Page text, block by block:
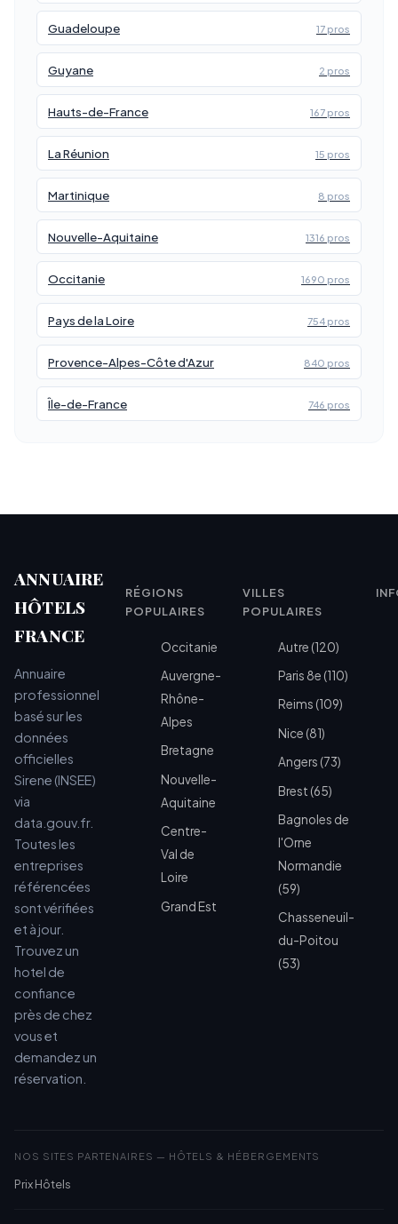
Guadeloupe 17 pros
Guyane 2 pros
Hauts-de-France 167 pros
La Réunion 15 pros
Martinique 8 pros
Nouvelle-Aquitaine 1316 pros
Occitanie 1690 pros
Pays de la Loire 754 pros
Provence-Alpes-Côte d'Azur 840 pros
Île-de-France 746 pros
ANNUAIRE
HÔTELS
FRANCE
Annuaire
professionnel
basé sur les
données
officielles
Sirene (INSEE)
via
data.gouv.fr.
Toutes les
entreprises
référencées
sont vérifiées
et à jour.
Trouvez un
hotel de
confiance
près de chez
vous et
demandez un
réservation.
RÉGIONS
POPULAIRES
Occitanie
Auvergne-
Rhône-
Alpes
Bretagne
Nouvelle-
Aquitaine
Centre-
Val de
Loire
Grand Est
VILLES
POPULAIRES
Autre (120)
Paris 8e (110)
Reims (109)
Nice (81)
Angers (73)
Brest (65)
Bagnoles de
l'Orne
Normandie
(59)
Chasseneuil-
du-Poitou
(53)
NOS SITES PARTENAIRES — HÔTELS & HÉBERGEMENTS
Prix Hôtels